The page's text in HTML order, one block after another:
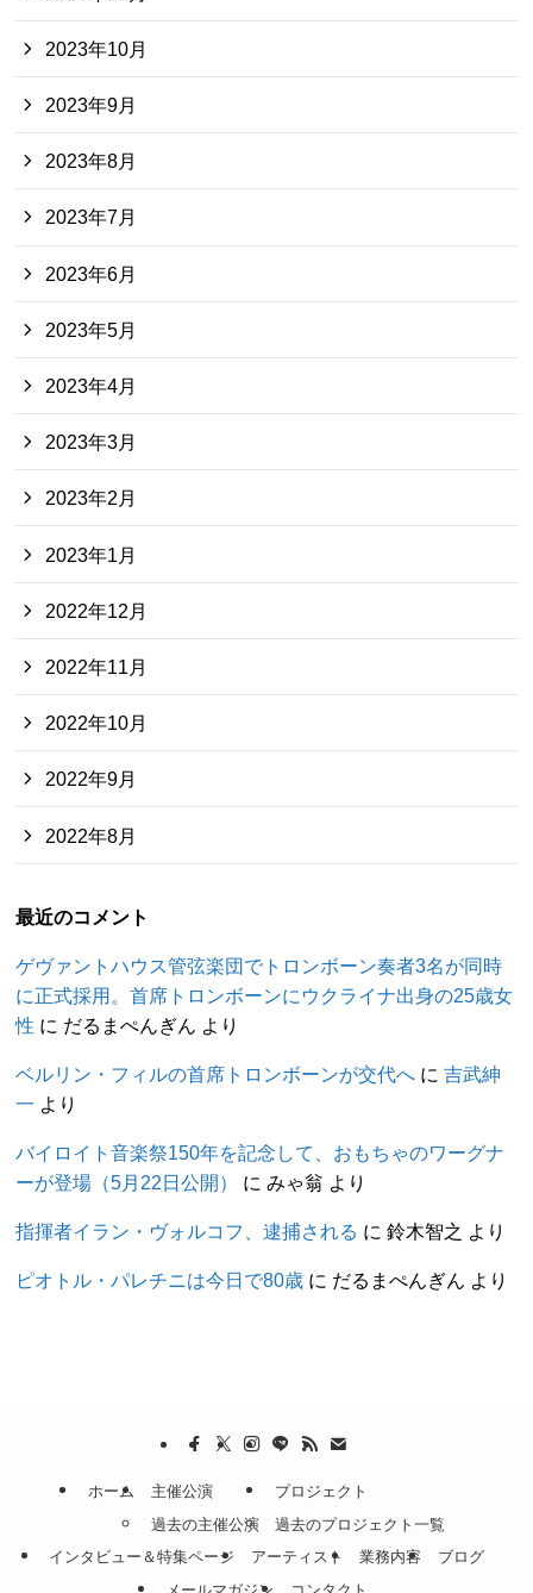
2023年10月
2023年9月
2023年8月
2023年7月
2023年6月
2023年5月
2023年4月
2023年3月
2023年2月
2023年1月
2022年12月
2022年11月
2022年10月
2022年9月
2022年8月
最近のコメント
ゲヴァントハウス管弦楽団でトロンボーン奏者3名が同時
に正式採用。首席トロンボーンにウクライナ出身の25歳女
性 に だるまぺんぎん より
ベルリン・フィルの首席トロンボーンが交代へ に吉武紳
一 より
バイロイト音楽祭150年を記念して、おもちゃのワーグナ
ーが登場（5月22日公開）
にみゃ翁 より
指揮者イラン・ヴォルコフ、逮捕される に鈴木智之 より
ピオトル・パレチニは今日で80歳 に だるまぺんぎん より
ホーム
主催公演
過去の主催公演
プロジェクト
過去のプロジェクト一覧
インタビュー＆特集ページ
アーティスト 業務内容
ブログ